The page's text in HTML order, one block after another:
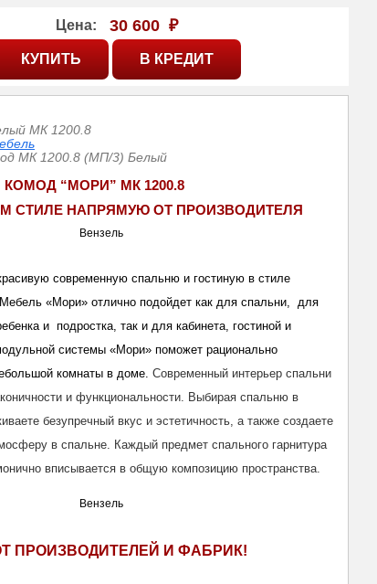
Цена: 30 600 ₽
МК 1200.8
МК 1200.8 (МП/3) Белый
КОМОД “МОРИ” МК 1200.8
СТИЛЕ НАПРЯМУЮ ОТ ПРОИЗВОДИТЕЛЯ
современную спальню и гостиную в стиле
«Мори» отлично подойдет как для спальни, для
и подростка, так и для кабинета, гостиной и
системы «Мори» поможет рационально
комнаты в доме.Современный интерьер спальни
и функциональности. Выбирая спальню в
безупречный вкус и эстетичность, а также создаете
в спальне. Каждый предмет спального гарнитура
вписывается в общую композицию пространства.
ПРОИЗВОДИТЕЛЕЙ И ФАБРИК!